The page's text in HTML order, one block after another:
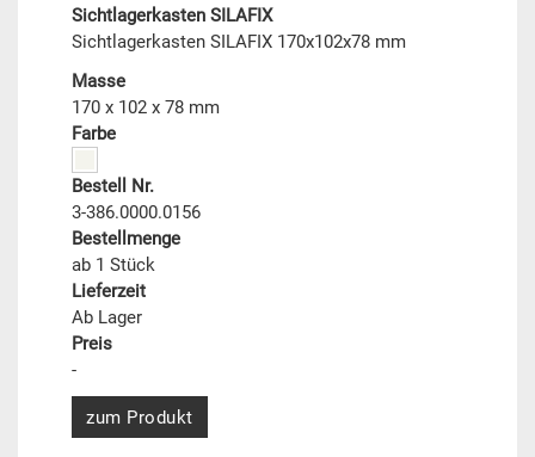
Sichtlagerkasten SILAFIX
Sichtlagerkasten SILAFIX 170x102x78 mm
Masse
170 x 102 x 78 mm
Farbe
Bestell Nr.
3-386.0000.0156
Bestellmenge
ab 1 Stück
Lieferzeit
Ab Lager
Preis
-
zum Produkt